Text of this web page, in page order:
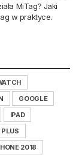
MiTag? Jaki
w praktyce.
GOOGLE
IPAD
2018